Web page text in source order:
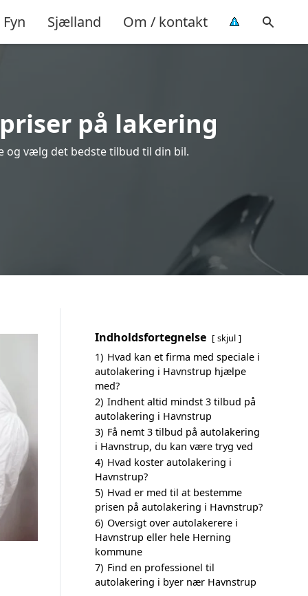
Fyn Sjælland Om / kontakt
på lakering
og vælg det bedste tilbud til din bil.
Indholdsfortegnelse skjul
1) Hvad kan et firma med speciale i
autolakering i Havnstrup hjælpe
med?
2) Indhent altid mindst 3 tilbud på
autolakering i Havnstrup
3) Få nemt 3 tilbud på autolakering
i Havnstrup, du kan være tryg ved
4) Hvad koster autolakering i
Havnstrup?
5) Hvad er med til at bestemme
prisen på autolakering i Havnstrup?
6) Oversigt over autolakerere i
Havnstrup eller hele Herning
kommune
7) Find en professionel til
autolakering i byer nær Havnstrup